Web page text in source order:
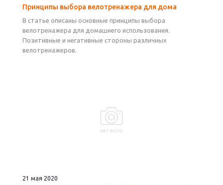
Принципы выбора велотренажера для дома
В статье описаны основные принципы выбора
велотренажера для домашнего использования.
Позитивные и негативные стороны различных
велотренажеров.
21 мая 2020